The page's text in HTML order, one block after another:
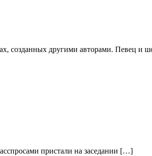
созданных другими авторами. Певец и
пристали на заседании […]